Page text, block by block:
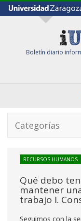
Boletín diario
Categorías
RECURSOS HUMANOS
Qué debo
mantener
trabajo I.
Seguimos con la